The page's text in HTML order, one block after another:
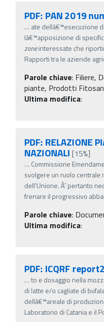
PDF: PAN 2019
… ate dellâ€™esecuzione
lâ€™apposizione di
zoneinteressate che
Rapporti tra le aziende
Parole chiave: Filiere,
piante, Prodotti
Ultima modifica:
PDF: RELAZIONE
NAZIONALI [15%]
… Commissione
svolgere un ruolo centrale
dell'Unione. Ãˆ pertanto
frenare il progressivo
Parole chiave:
Ultima modifica:
PDF: ICQRF
…to e dosaggio nella
di latte e/o cagliate di
dellâ€™areale di
Laboratorio di Catania e il